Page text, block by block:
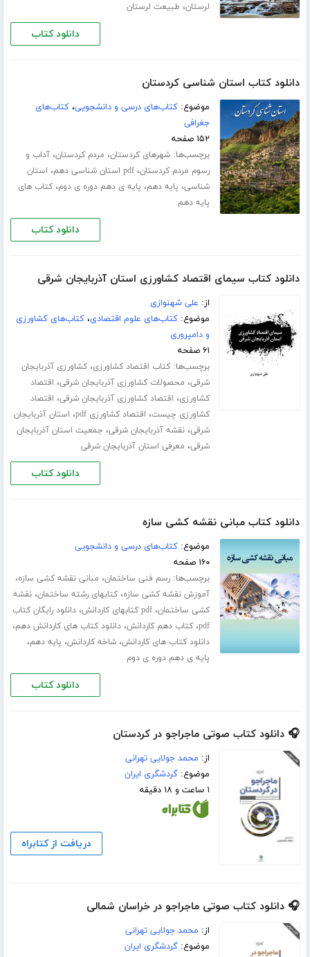
لرستان، طبیعت لرستان
دانلود کتاب
دانلود کتاب استان شناسی کردستان
موضوع:کتاب‌های درسی و دانشجویی،کتاب‌های
جغرافی
۱۵۲ صفحه
برچسب‌ها:شهرهای کردستان، مردم کردستان،آداب و
رسوم مردم کردستان،pdf استان شناسی دهم ، استان
شناسی، پایه دهم، پایه ی دهم دوره ی دوم،کتاب های
پایه دهم
دانلود کتاب
دانلود کتاب سیمای اقتصاد کشاورزی استان آذربایجان شرقی
از: علی شهنوازی
موضوع:کتاب‌های علوم اقتصادی،کتاب‌های کشاورزی
و دامپروری
۶۱ صفحه
برچسب‌ها:کتاب اقتصاد کشاورزی،کشاورزی آذربایجان
شرقی، محصولات کشاورزی آذربایجان شرقی، اقتصاد
کشاورزی، اقتصاد کشاورزی آذربایجان شرقی، اقتصاد
کشاورزی چیست، اقتصاد کشاورزی pdf ، استان آذربایجان
شرقی،نقشه آذربایجان شرقی، جمعیت استان آذربایجان
شرقی، معرفی استان آذربایجان شرقی
دانلود کتاب
دانلود کتاب مبانی نقشه کشی سازه
موضوع:کتاب‌های درسی و دانشجویی
۱۶۰ صفحه
برچسب‌ها:رسم فنی ساختمان، مبانی نقشه کشی سازه،
آموزش نقشه کشی سازه،کتابهای رشته ساختمان،نقشه
کشی ساختمان،pdf کتابهای کاردانش ،دانلود رایگان کتاب
pdf،کتاب دهم کاردانش،دانلود کتاب های کاردانش دهم،
دانلود کتاب های کاردانش،شاخه کاردانش، پایه دهم،
پایه ی دهم دوره ی دوم
دانلود کتاب
🎧 دانلود کتاب صوتی ماجراجو در کردستان
از: محمد جولایی تهرانی
موضوع:گردشگری ایران
۱ ساعت و ۱۸ دقیقه
دریافت از کتابراه
🎧 دانلود کتاب صوتی ماجراجو در خراسان شمالی
از: محمد جولایی تهرانی
موضوع:گردشگری ایران